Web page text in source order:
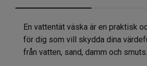
En vattentät väska är en praktisk
för dig som vill skydda dina
från vatten, sand, damm och smuts.